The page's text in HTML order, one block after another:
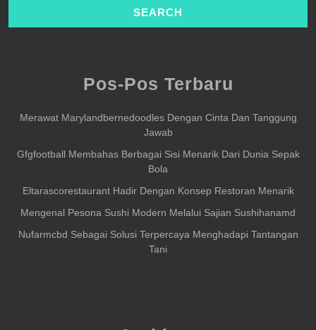
Pos-Pos Terbaru
Merawat Marylandbernedoodles Dengan Cinta Dan Tanggung
Jawab
Gfgfootball Membahas Berbagai Sisi Menarik Dari Dunia Sepak
Bola
Eltarascorestaurant Hadir Dengan Konsep Restoran Menarik
Mengenal Pesona Sushi Modern Melalui Sajian Sushihanamd
Nufarmcbd Sebagai Solusi Terpercaya Menghadapi Tantangan
Tani